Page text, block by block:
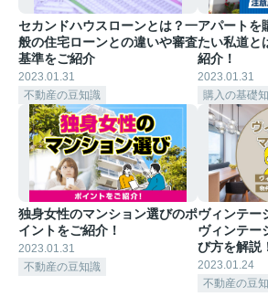
セカンドハウスローンとは？一
般の住宅ローンとの違いや審査
基準をご紹介
2023.01.31
不動産の豆知識
アパートを
たい私道と
紹介！
2023.01.31
購入の基礎
独身女性のマンション選びのポ
イントをご紹介！
2023.01.31
不動産の豆知識
ヴィンテー
ヴィンテー
び方を解説
2023.01.24
不動産の豆